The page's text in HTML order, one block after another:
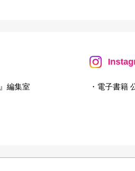
編集室 ・電子書籍